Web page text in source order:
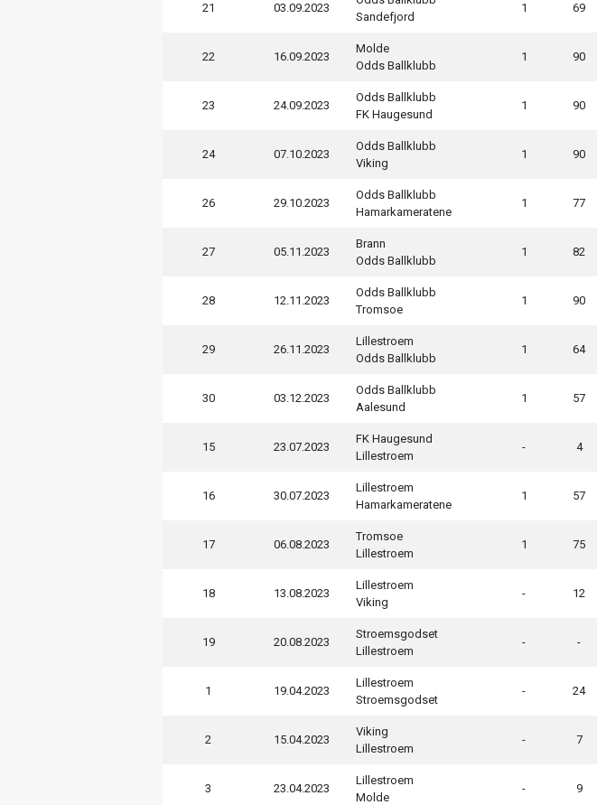
21 03.09.2023
Sandefjord
1 69
22 16.09.2023
Molde
Odds Ballklubb
1 90
23 24.09.2023
Odds Ballklubb
FK Haugesund
1 90
24 07.10.2023
Odds Ballklubb
Viking
1 90
26 29.10.2023
Odds Ballklubb
Hamarkameratene
1 77
27 05.11.2023
Brann
Odds Ballklubb
1 82
28 12.11.2023
Odds Ballklubb
Tromsoe
1 90
29 26.11.2023
Lillestroem
Odds Ballklubb
1 64
30 03.12.2023
Odds Ballklubb
Aalesund
1 57
15 23.07.2023
FK Haugesund
Lillestroem
- 4
16 30.07.2023
Lillestroem
Hamarkameratene
1 57
17 06.08.2023
Tromsoe
Lillestroem
1 75
18 13.08.2023
Lillestroem
Viking
- 12
19 20.08.2023
Stroemsgodset
Lillestroem
- -
1 19.04.2023
Lillestroem
Stroemsgodset
- 24
2 15.04.2023
Viking
Lillestroem
- 7
3 23.04.2023
Lillestroem
Molde
- 9